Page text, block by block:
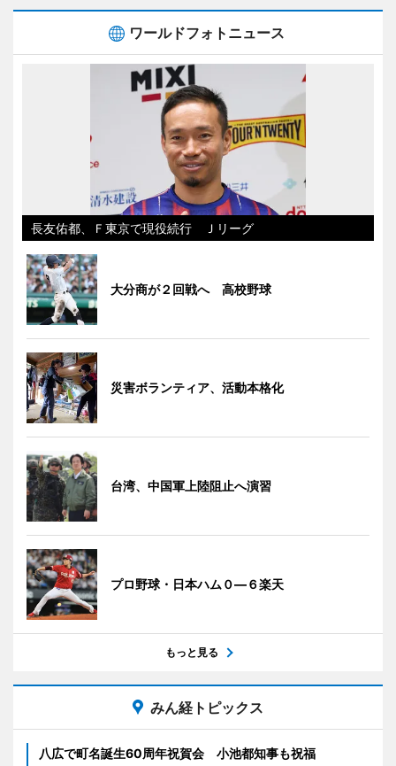
ワールドフォトニュース
長友佑都、Ｆ東京で現役続行 Ｊリーグ
大分商が２回戦へ 高校野球
災害ボランティア、活動本格化
台湾、中国軍上陸阻止へ演習
プロ野球・日本ハム０―６楽天
もっと見る
みん経トピックス
八広で町名誕生60周年祝賀会 小池都知事も祝福